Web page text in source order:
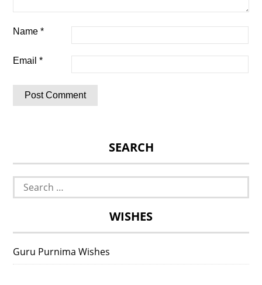
Name*
Email*
SEARCH
Search
for:
WISHES
Guru Purnima Wishes